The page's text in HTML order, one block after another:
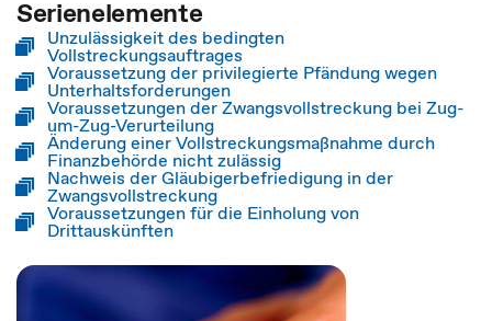
Serienelemente
Unzulässigkeit des bedingten
Vollstreckungsauftrages
Voraussetzung der privilegierte Pfändung wegen
Unterhaltsforderungen
Voraussetzungen der Zwangsvollstreckung bei Zug-
um-Zug-Verurteilung
Änderung einer Vollstreckungsmaßnahme durch
Finanzbehörde nicht zulässig
Nachweis der Gläubigerbefriedigung in der
Zwangsvollstreckung
Voraussetzungen für die Einholung von
Drittauskünften